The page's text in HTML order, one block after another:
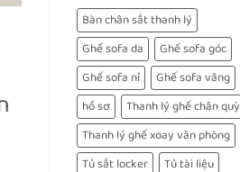
Bàn chân sắt thanh lý
Ghế sofa da
Ghế sofa góc
Ghế sofa nỉ
Ghế sofa văng
hồ sơ
Thanh lý ghế chân quỳ
Thanh lý ghế xoay văn phòng
Tủ sắt locker
Tủ tài liệu